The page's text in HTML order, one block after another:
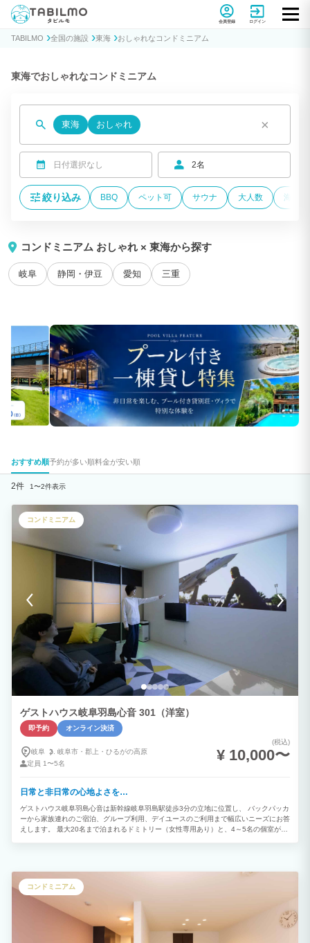
貸別荘コテージ・一棟貸し宿泊予約サイトTABILMO(タビルモ)
会員登録 ログイン
TABILMO 全国の施設 東海 おしゃれなコンドミニアム
東海でおしゃれなコンドミニアム
東海 おしゃれ ×
日付選択なし 2名
絞り込み BBQ ペット可 サウナ 大人数 海が
コンドミニアム おしゃれ × 東海から探す
岐阜 静岡・伊豆 愛知 三重
おすすめ順予約が多い順料金が安い順
2件 1〜2件表示
コンドミニアム
ゲストハウス岐阜羽島心音 301（洋室）
即予約 オンライン決済
岐阜 岐阜市・ 郡上・ ひるがの高原
定員 1〜5名
(税込)
¥ 10,000〜
日常と非日常の心地よさを…
ゲストハウス岐阜羽島心音は新幹線岐阜羽島駅徒歩3分の立地に位置し、 バックパッカ
ーから家族連れのご宿泊、グループ利用、デイユースのご利用まで幅広いニーズにお答
えします。 最大20名まで泊まれるドミトリー（女性専用あり）と、4～5名の個室が3
コンドミニアム